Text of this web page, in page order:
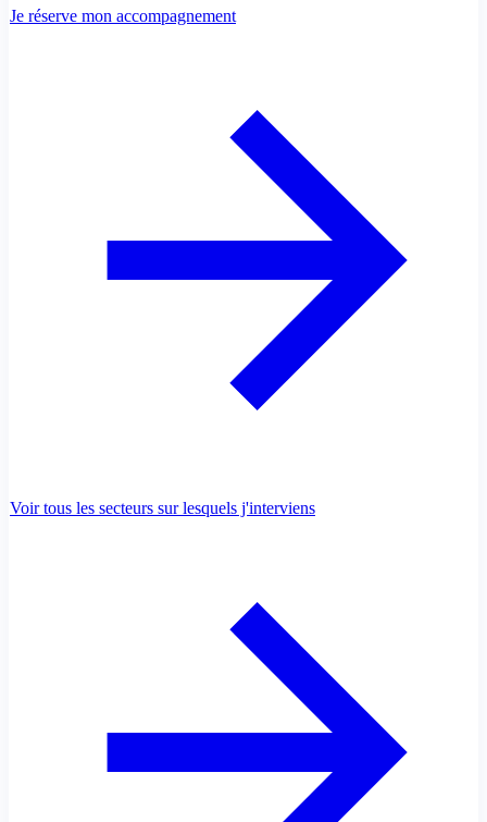
Je réserve mon accompagnement
Voir tous les secteurs sur lesquels j'interviens